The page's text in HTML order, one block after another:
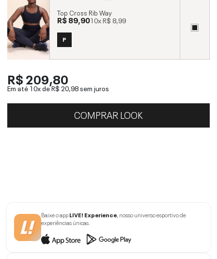
Top Cross Rib Way
R$ 89,9010xR$ 8,99
P
R$ 209,80
Em até 10x deR$ 20,98sem juros
COMPRAR LOOK
Baixe o appLIVE! Experience , nosso universo esportivo de
experiências únicas.